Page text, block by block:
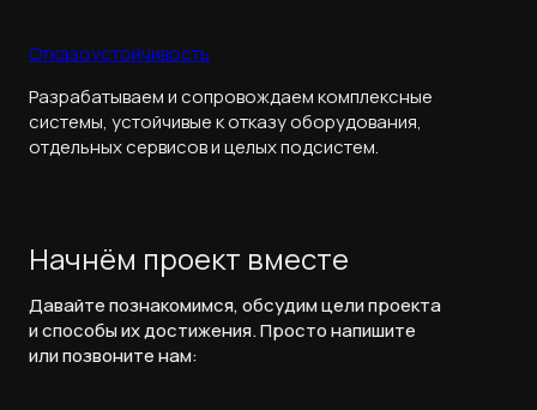
Отказоустойчивость
Разрабатываем и сопровождаем комплексные
системы, устойчивые к отказу оборудования,
отдельных сервисов и целых подсистем.
Начнём проект вместе
Давайте познакомимся, обсудим цели проекта
и способы их достижения. Просто напишите
или позвоните нам: